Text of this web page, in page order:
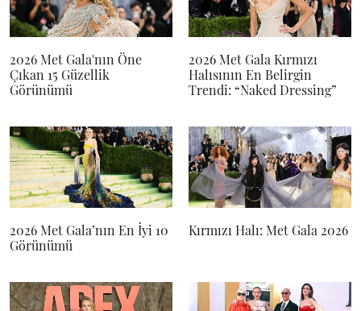
2026 Met Gala'nın Öne
Çıkan 15 Güzellik
Görünümü
2026 Met Gala Kırmızı
Halısının En Belirgin
Trendi: “Naked Dressing”
2026 Met Gala’nın En İyi 10
Görünümü
Kırmızı Halı: Met Gala 2026